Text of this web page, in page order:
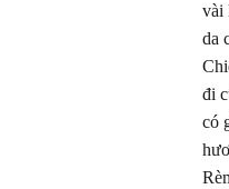
vài
da
đi
có